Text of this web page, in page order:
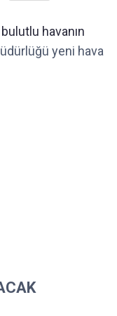
havanın
yeni hava